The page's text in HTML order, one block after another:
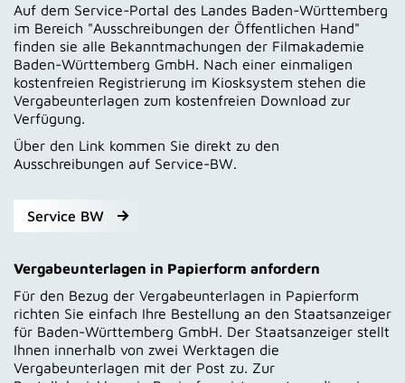
Auf dem Service-Portal des Landes Baden-Württemberg
im Bereich "Ausschreibungen der Öffentlichen Hand"
finden sie alle Bekanntmachungen der Filmakademie
Baden-Württemberg GmbH. Nach einer einmaligen
kostenfreien Registrierung im Kiosksystem stehen die
Vergabeunterlagen zum kostenfreien Download zur
Verfügung.
Über den Link kommen Sie direkt zu den
Ausschreibungen auf Service-BW.
Service BW
Vergabeunterlagen in Papierform anfordern
Für den Bezug der Vergabeunterlagen in Papierform
richten Sie einfach Ihre Bestellung an den Staatsanzeiger
für Baden-Württemberg GmbH. Der Staatsanzeiger stellt
Ihnen innerhalb von zwei Werktagen die
Vergabeunterlagen mit der Post zu. Zur